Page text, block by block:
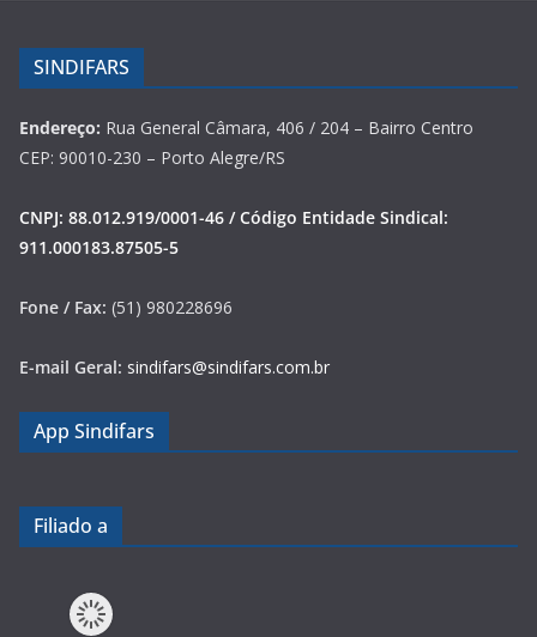
SINDIFARS
Endereço: Rua General Câmara, 406 / 204 – Bairro Centro
CEP: 90010-230 – Porto Alegre/RS
CNPJ: 88.012.919/0001-46 / Código Entidade Sindical:
911.000183.87505-5
Fone / Fax: (51) 980228696
E-mail Geral: sindifars@sindifars.com.br
App Sindifars
Filiado a